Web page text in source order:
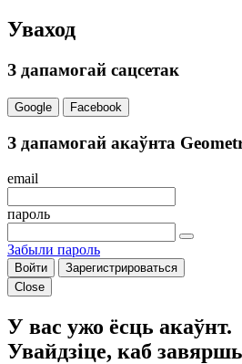
Уваход
З дапамогай сацсетак
Google Facebook
З дапамогай акаўнта
email
пароль
Забыли пароль
Войти
Зарегистрироваться
Close
У вас ужо ёсць акаўнт.
Увайдзіце, каб